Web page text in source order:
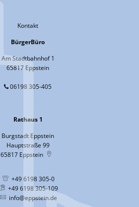
Kontakt
BürgerBüro
Am Stadtbahnhof 1
65817 Eppstein
06198 305-405
Rathaus 1
Burgstadt Eppstein
Hauptstraße 99
65817 Eppstein
+49 6198 305-0
+49 6198 305-109
info@eppstein.de